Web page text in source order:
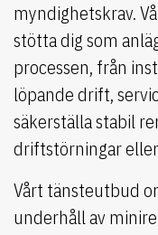
myndighetskrav.
stötta dig som
processen, från
löpande drift,
säkerställa stabil
driftstörningar
Vårt tänsteutbud
underhåll av